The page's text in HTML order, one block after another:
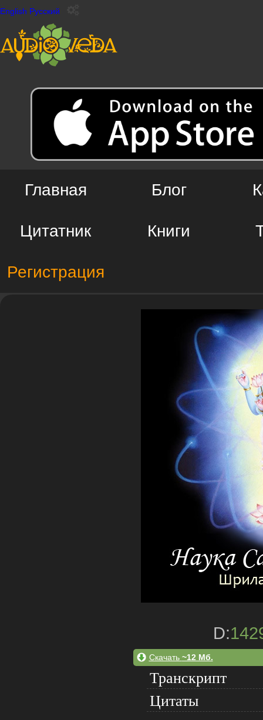
English Русский
Главная Блог
Цитатник Книги
Регистрация
D:
Скачать ~12 Мб.
Транскрипт
Цитаты